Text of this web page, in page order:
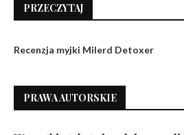
PRZECZYTAJ
Recenzja myjki Milerd Detoxer
PRAWA AUTORSKIE